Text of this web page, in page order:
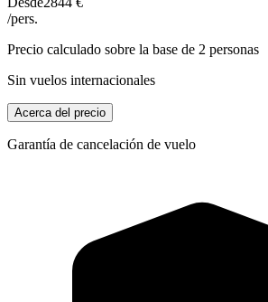
/pers.
Precio calculado sobre la base de 2 personas
Sin vuelos internacionales
Acerca del precio
Garantía de cancelación de vuelo